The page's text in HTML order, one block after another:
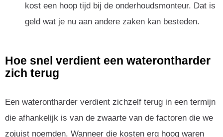
kost een hoop tijd bij de onderhoudsmonteur. Dat is
geld wat je nu aan andere zaken kan besteden.
Hoe snel verdient een waterontharder
zich terug
Een waterontharder verdient zichzelf terug in een termijn
die afhankelijk is van de zwaarte van de factoren die we
zojuist noemden. Wanneer die kosten erg hoog waren